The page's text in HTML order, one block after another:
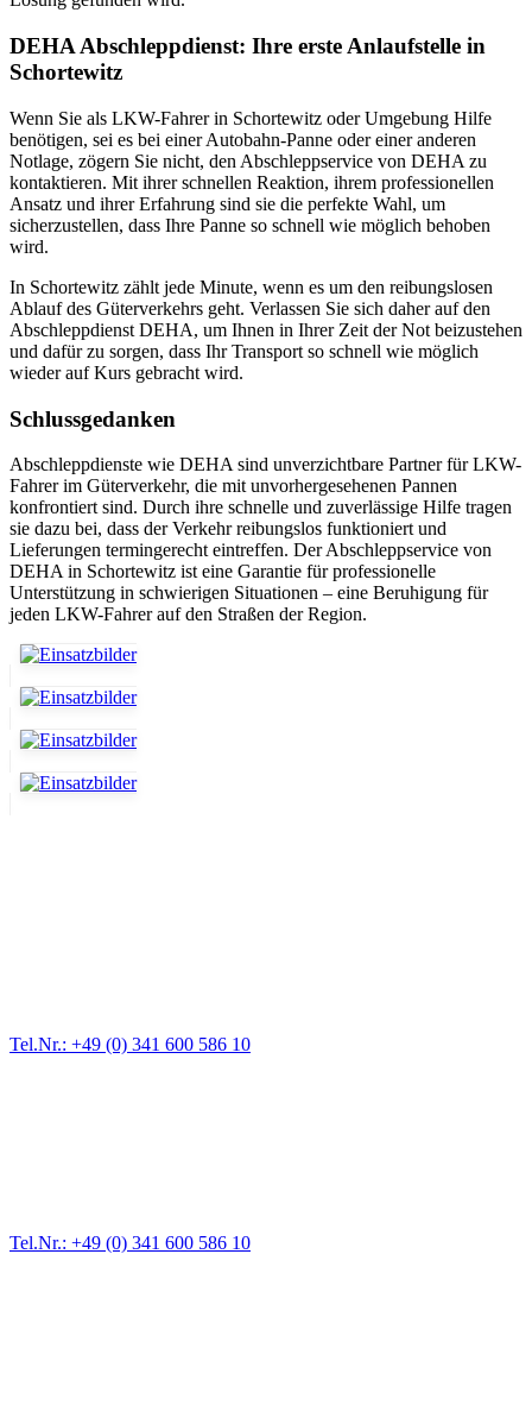
DEHA Abschleppdienst: Ihre erste Anlaufstelle in
Schortewitz
Wenn Sie als LKW-Fahrer in Schortewitz oder Umgebung Hilfe
benötigen, sei es bei einer Autobahn-Panne oder einer anderen
Notlage, zögern Sie nicht, den Abschleppservice von DEHA zu
kontaktieren. Mit ihrer schnellen Reaktion, ihrem professionellen
Ansatz und ihrer Erfahrung sind sie die perfekte Wahl, um
sicherzustellen, dass Ihre Panne so schnell wie möglich behoben
wird.
In Schortewitz zählt jede Minute, wenn es um den reibungslosen
Ablauf des Güterverkehrs geht. Verlassen Sie sich daher auf den
Abschleppdienst DEHA, um Ihnen in Ihrer Zeit der Not beizustehen
und dafür zu sorgen, dass Ihr Transport so schnell wie möglich
wieder auf Kurs gebracht wird.
Schlussgedanken
Abschleppdienste wie DEHA sind unverzichtbare Partner für LKW-
Fahrer im Güterverkehr, die mit unvorhergesehenen Pannen
konfrontiert sind. Durch ihre schnelle und zuverlässige Hilfe tragen
sie dazu bei, dass der Verkehr reibungslos funktioniert und
Lieferungen termingerecht eintreffen. Der Abschleppservice von
DEHA in Schortewitz ist eine Garantie für professionelle
Unterstützung in schwierigen Situationen – eine Beruhigung für
jeden LKW-Fahrer auf den Straßen der Region.
Tel.Nr.: +49 (0) 341 600 586 10
Tel.Nr.: +49 (0) 341 600 586 10